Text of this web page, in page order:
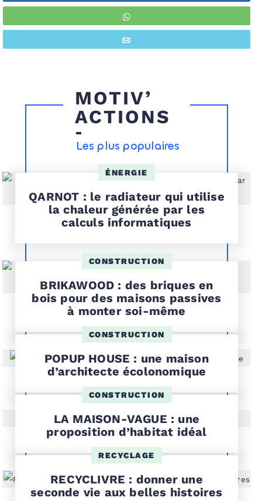
MOTIV’
ACTIONS
Les plus populaires
ÉNERGIE
QARNOT : le radiateur qui utilise
la chaleur générée par les
calculs informatiques
CONSTRUCTION
BRIKAWOOD : des briques en
bois pour des maisons passives
à monter soi-même
CONSTRUCTION
POPUP HOUSE : une maison
d’architecte écolonomique
CONSTRUCTION
LA MAISON-VAGUE : une
proposition d’habitat idéal
RECYCLAGE
RECYCLIVRE : donner une
seconde vie aux belles histoires